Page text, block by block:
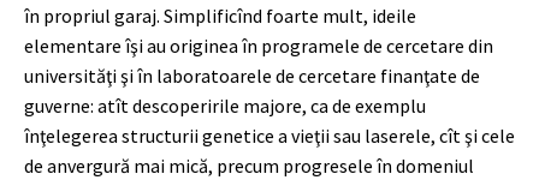
în propriul garaj. Simplificînd foarte mult, ideile
elementare îşi au originea în programele de cercetare din
universităţi şi în laboratoarele de cercetare finanţate de
guverne: atît descoperirile majore, ca de exemplu
înţelegerea structurii genetice a vieţii sau laserele, cît şi cele
de anvergură mai mică, precum progresele în domeniul